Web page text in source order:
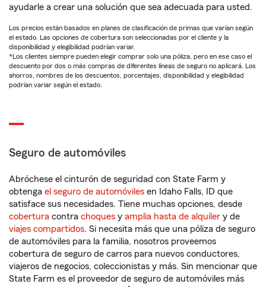
ayudarle a crear una solución que sea adecuada para usted.
Los precios están basados en planes de clasificación de primas que varían según
el estado. Las opciones de cobertura son seleccionadas por el cliente y la
disponibilidad y elegibilidad podrían variar.
*Los clientes siempre pueden elegir comprar solo una póliza, pero en ese caso el
descuento por dos o más compras de diferentes líneas de seguro no aplicará. Los
ahorros, nombres de los descuentos, porcentajes, disponibilidad y elegibilidad
podrían variar según el estado.
Seguro de automóviles
Abróchese el cinturón de seguridad con State Farm y
obtenga el seguro de automóviles en Idaho Falls, ID que
satisface sus necesidades. Tiene muchas opciones, desde
cobertura contra choques y amplia hasta de alquiler y de
viajes compartidos. Si necesita más que una póliza de seguro
de automóviles para la familia, nosotros proveemos
cobertura de seguro de carros para nuevos conductores,
viajeros de negocios, coleccionistas y más. Sin mencionar que
State Farm es el proveedor de seguro de automóviles más